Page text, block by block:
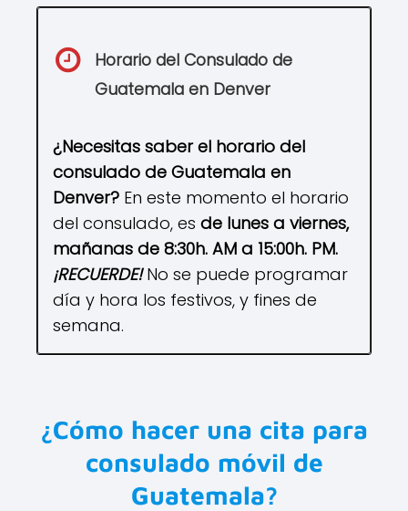
Horario del Consulado de
Guatemala en Denver
¿Necesitas saber el horario del
consulado de Guatemala en
Denver? En este momento el horario
del consulado, es de lunes a viernes,
mañanas de 8:30h. AM a 15:00h. PM.
¡RECUERDE!No se puede programar
día y hora los festivos, y fines de
semana.
¿Cómo hacer una cita para
consulado móvil de
Guatemala?